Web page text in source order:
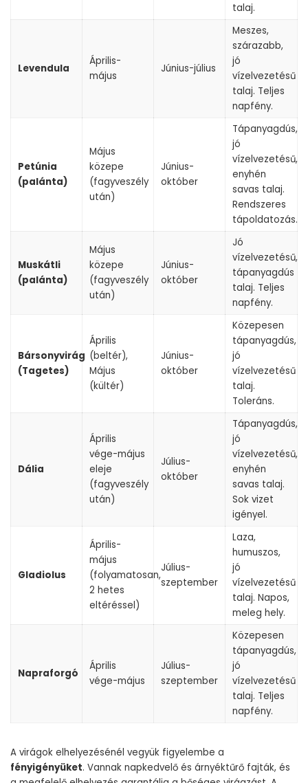
talaj.
Levendula
Április-
május
Június-július
Meszes,
szárazabb,
jó
vízelvezetésű
talaj. Teljes
napfény.
Petúnia
(palánta)
Május
közepe
(fagyveszély
után)
Június-
október
Tápanyagdús,
jó
vízelvezetésű,
enyhén
savas talaj.
Rendszeres
tápoldatozás.
Muskátli
(palánta)
Május
közepe
(fagyveszély
után)
Június-
október
Jó
vízelvezetésű,
tápanyagdús
talaj. Teljes
napfény.
Bársonyvirág
(Tagetes)
Április
(beltér),
Május
(kültér)
Június-
október
Közepesen
tápanyagdús,
jó
vízelvezetésű
talaj.
Toleráns.
Dália
Április
vége-május
eleje
(fagyveszély
után)
Július-
október
Tápanyagdús,
jó
vízelvezetésű,
enyhén
savas talaj.
Sok vizet
igényel.
Gladiolus
Április-
május
(folyamatosan,
2 hetes
eltéréssel)
Július-
szeptember
Laza,
humuszos,
jó
vízelvezetésű
talaj. Napos,
meleg hely.
Napraforgó
Április
vége-május
Július-
szeptember
Közepesen
tápanyagdús,
jó
vízelvezetésű
talaj. Teljes
napfény.
A virágok elhelyezésénél vegyük figyelembe a
fényigényüket. Vannak napkedvelő és árnyéktűrő fajták, és